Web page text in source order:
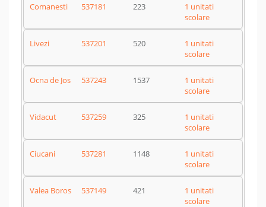
Comanesti 537181 223
1 unitati
scolare
Livezi 537201 520
1 unitati
scolare
Ocna de Jos 537243 1537
1 unitati
scolare
Vidacut 537259 325
1 unitati
scolare
Ciucani 537281 1148
1 unitati
scolare
Valea Boros 537149 421
1 unitati
scolare